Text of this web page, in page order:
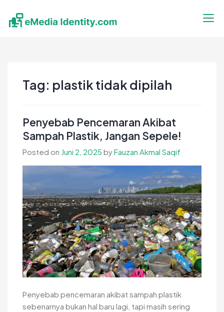
content
Tag: plastik tidak dipilah
Penyebab Pencemaran Akibat
Sampah Plastik, Jangan Sepele!
Posted on Juni 2, 2025 byFauzan Akmal Saqif
Penyebab pencemaran akibat sampah plastik
sebenarnya bukan hal baru lagi, tapi masih sering